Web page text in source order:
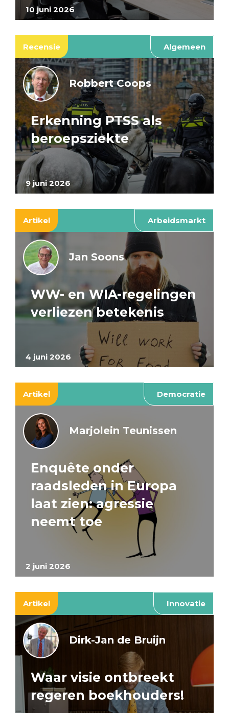
10 juni 2026
Recensie Algemeen
9 juni 2026
Robbert Coops
Erkenning PTSS als
beroepsziekte
Artikel Arbeidsmarkt
4 juni 2026
Jan Soons
WW- en WIA-regelingen
verliezen betekenis
Artikel Democratie
2 juni 2026
Marjolein Teunissen
Enquête onder
raadsleden in Europa
laat zien: agressie
neemt toe
Artikel Innovatie
Dirk-Jan de Bruijn
Waar visie ontbreekt
regeren boekhouders!